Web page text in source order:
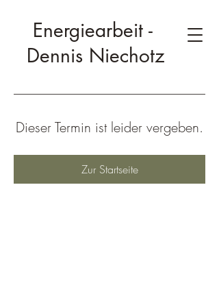
Energiearbeit -
Dennis Niechotz
Dieser Termin ist leider vergeben.
Zur Startseite